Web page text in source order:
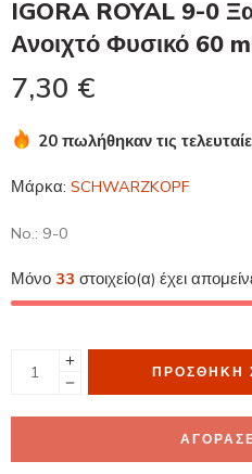
IGORA ROYAL 9-0
Ανοιχτό Φυσικό 60
7,30 €
20 πωλήθηκαν τις
Μάρκα: SCHWARZKOPF
No.: 9-0
Μόνο 33 στοιχείο(α) έχει
ΠΡΟΣΘΉΚΗ